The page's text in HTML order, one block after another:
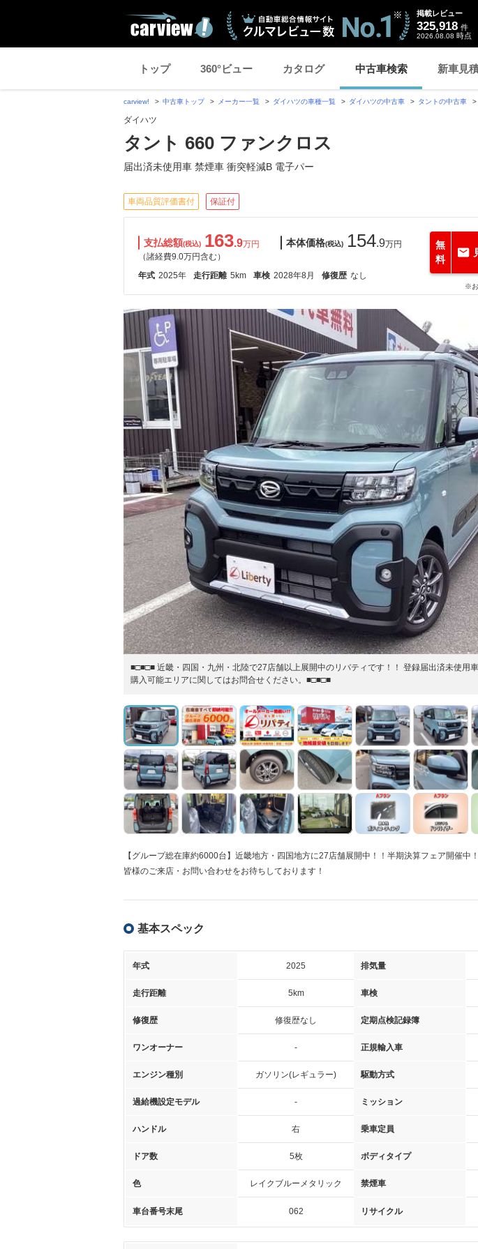
掲載レビュー
325,918 件
2026.08.08 時点
トップ 360°ビュー カタログ 中古車検索 新車見
carview! 中古車トップ メーカー一覧 ダイハツの車種一覧 ダイハツの中古車 タントの中古車
ダイハツ
タント 660 ファンクロス
届出済未使用車 禁煙車 衝突軽減B 電子パー
車両品質評価書付 保証付
支払総額(税込) 163.9万円
（諸経費9.0万円含む）
本体価格(税込) 154.9万円
年式 2025年 走行距離 5km 車検 2028年8月 修復歴 なし
無
料
※お
■□■□■ 近畿・四国・九州・北陸で27店舗以上展開中のリバティです！！ 登録届出済未使用
購入可能エリアに関してはお問合せください。■□■□■
【グループ総在庫約6000台】近畿地方・四国地方に27店舗展開中！！半期決算フェア開催中
皆様のご来店・お問い合わせをお待ちしております！
基本スペック
年式 2025 排気量
走行距離 5km 車検
修復歴 修復歴なし 定期点検記録簿
ワンオーナー - 正規輸入車
エンジン種別 ガソリン(レギュラー) 駆動方式
過給機設定モデル - ミッション
ハンドル 右 乗車定員
ドア数 5枚 ボディタイプ
色 レイクブルーメタリック 禁煙車
車台番号末尾 062 リサイクル